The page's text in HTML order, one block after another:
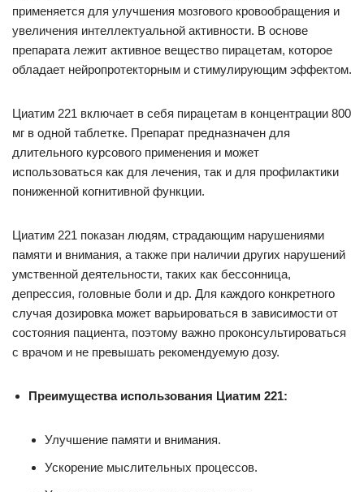
применяется для улучшения мозгового кровообращения и
увеличения интеллектуальной активности. В основе
препарата лежит активное вещество пирацетам, которое
обладает нейропротекторным и стимулирующим эффектом.
Циатим 221 включает в себя пирацетам в концентрации 800
мг в одной таблетке. Препарат предназначен для
длительного курсового применения и может
использоваться как для лечения, так и для профилактики
пониженной когнитивной функции.
Циатим 221 показан людям, страдающим нарушениями
памяти и внимания, а также при наличии других нарушений
умственной деятельности, таких как бессонница,
депрессия, головные боли и др. Для каждого конкретного
случая дозировка может варьироваться в зависимости от
состояния пациента, поэтому важно проконсультироваться
с врачом и не превышать рекомендуемую дозу.
Преимущества использования Циатим 221:
Улучшение памяти и внимания.
Ускорение мыслительных процессов.